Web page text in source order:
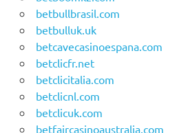
betbullbrasil.com
betbulluk.uk
betcavecasinoespana.com
betclicfr.net
betclicitalia.com
betclicnl.com
betclicuk.com
betfaircasinoaustralia.com